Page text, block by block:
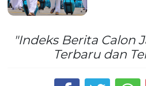
+6282136505789
PT
Media
"Indeks Berita Calon
Terbaru dan